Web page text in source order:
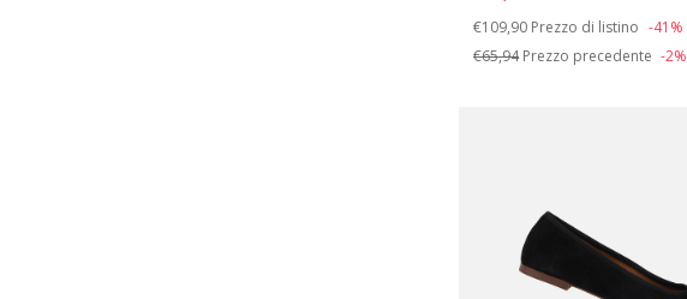
Price reduced from
€109,90 to
Prezzo di listino -41%
€65,94Prezzo precedente -2%